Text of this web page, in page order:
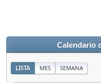
Calendario
LISTA MES SEMANA